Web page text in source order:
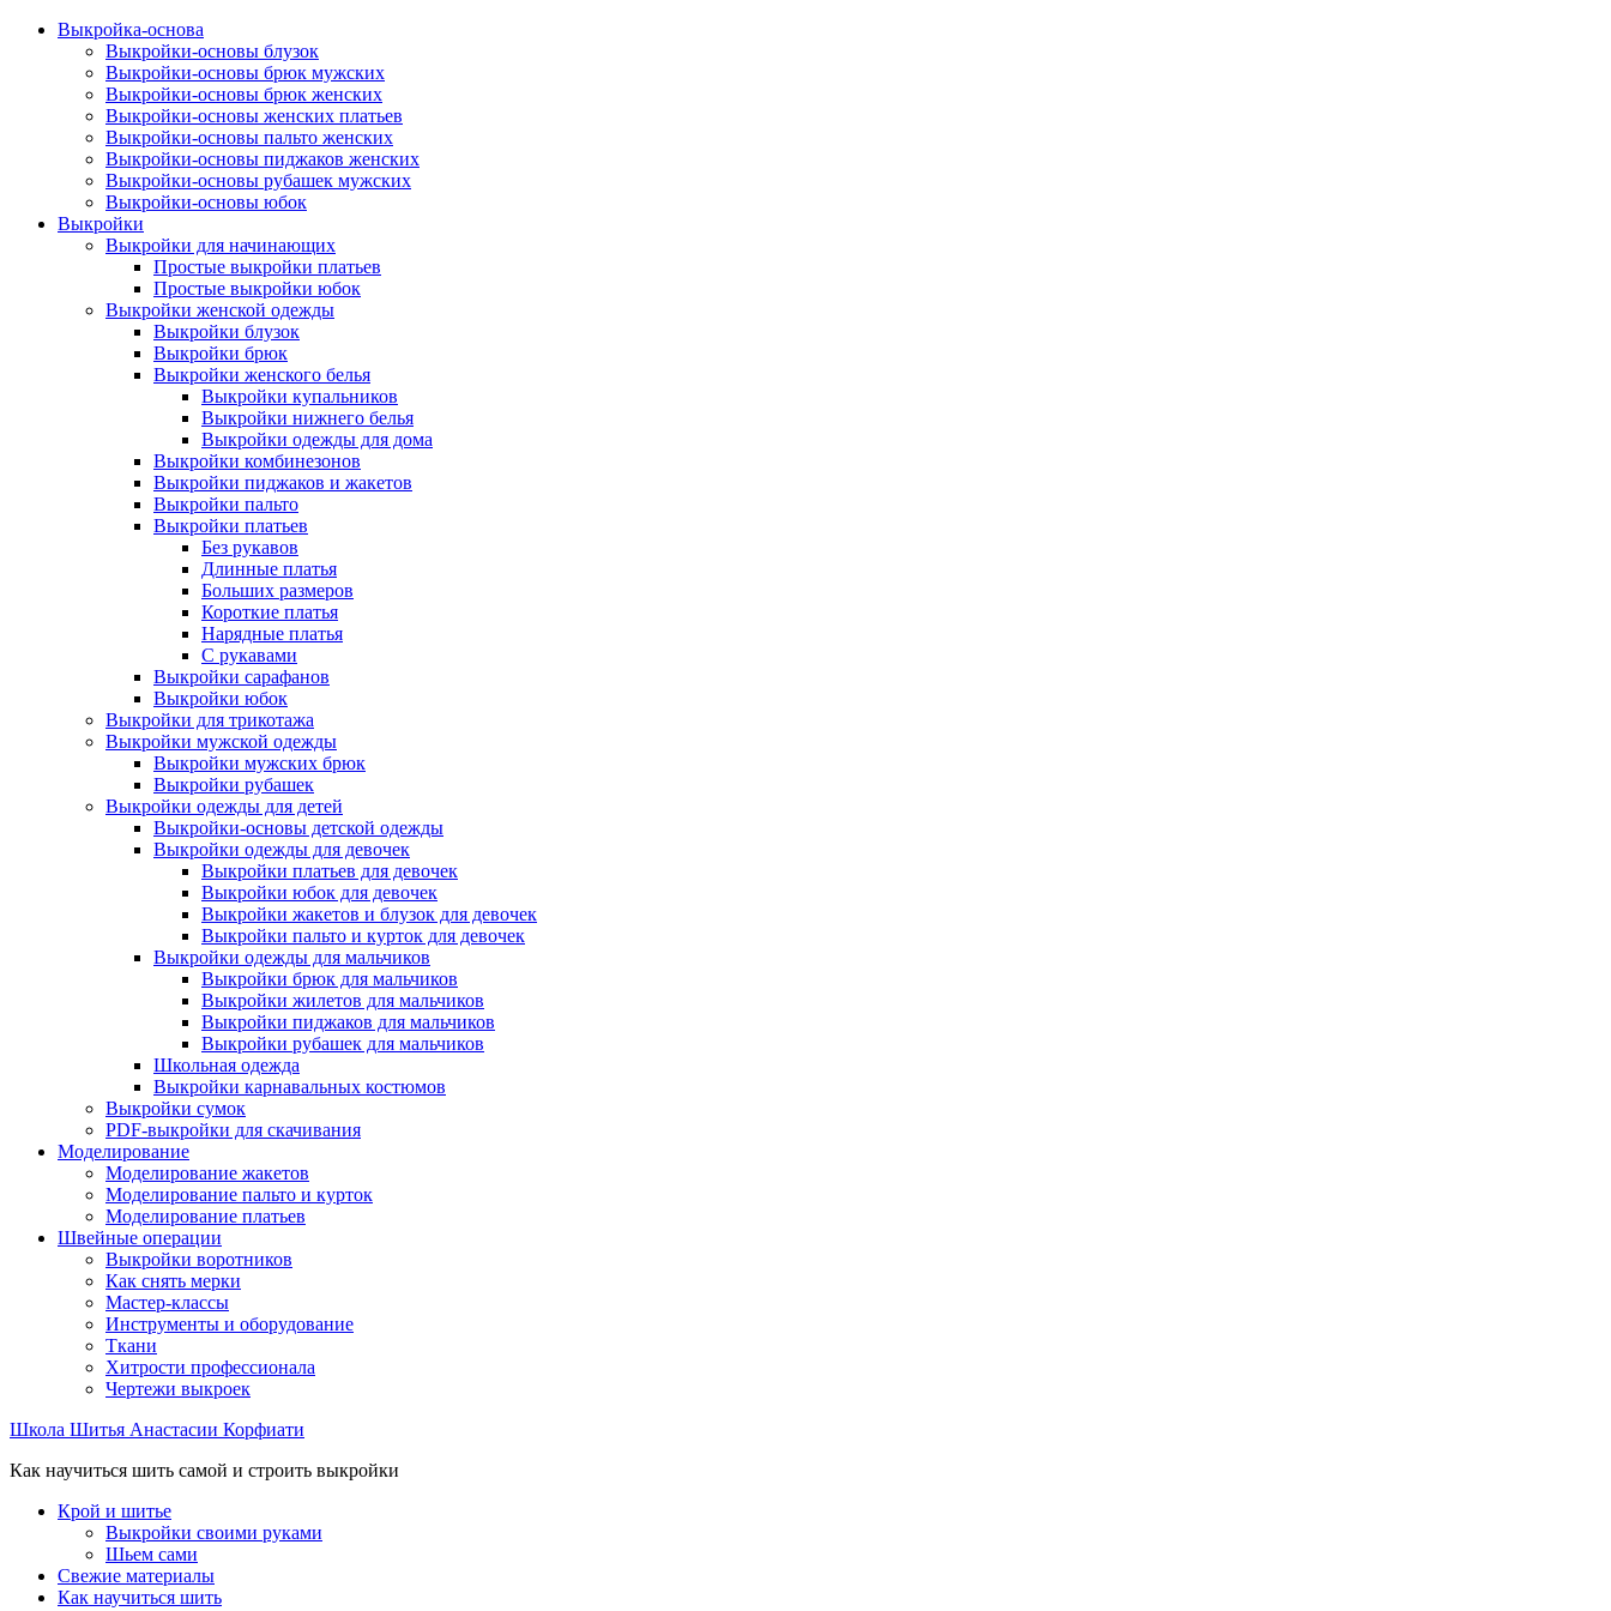
Выкройка-основа
Выкройки-основы блузок
Выкройки-основы брюк мужских
Выкройки-основы брюк женских
Выкройки-основы женских платьев
Выкройки-основы пальто женских
Выкройки-основы пиджаков женских
Выкройки-основы рубашек мужских
Выкройки-основы юбок
Выкройки
Выкройки для начинающих
Простые выкройки платьев
Простые выкройки юбок
Выкройки женской одежды
Выкройки блузок
Выкройки брюк
Выкройки женского белья
Выкройки купальников
Выкройки нижнего белья
Выкройки одежды для дома
Выкройки комбинезонов
Выкройки пиджаков и жакетов
Выкройки пальто
Выкройки платьев
Без рукавов
Длинные платья
Больших размеров
Короткие платья
Нарядные платья
С рукавами
Выкройки сарафанов
Выкройки юбок
Выкройки для трикотажа
Выкройки мужской одежды
Выкройки мужских брюк
Выкройки рубашек
Выкройки одежды для детей
Выкройки-основы детской одежды
Выкройки одежды для девочек
Выкройки платьев для девочек
Выкройки юбок для девочек
Выкройки жакетов и блузок для девочек
Выкройки пальто и курток для девочек
Выкройки одежды для мальчиков
Выкройки брюк для мальчиков
Выкройки жилетов для мальчиков
Выкройки пиджаков для мальчиков
Выкройки рубашек для мальчиков
Школьная одежда
Выкройки карнавальных костюмов
Выкройки сумок
PDF-выкройки для скачивания
Моделирование
Моделирование жакетов
Моделирование пальто и курток
Моделирование платьев
Швейные операции
Выкройки воротников
Как снять мерки
Мастер-классы
Инструменты и оборудование
Ткани
Хитрости профессионала
Чертежи выкроек
Школа Шитья Анастасии Корфиати
Как научиться шить самой и строить выкройки
Крой и шитье
Выкройки своими руками
Шьем сами
Свежие материалы
Как научиться шить